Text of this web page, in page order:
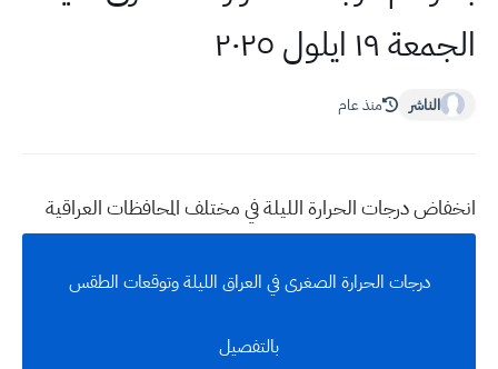
الجمعة ١٩ ايلول ٢٠٢٥
الناشر منذ عام
انخفاض درجات الحرارة الليلة في مختلف المحافظات العراقية
درجات الحرارة الصغرى في العراق الليلة وتوقعات الطقس
بالتفصيل